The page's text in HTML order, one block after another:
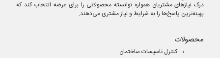
درک نیازهای مشتریان همواره توانسته محصولاتی را برای عرضه انتخاب کند که
بهینه‌ترین پاسخ‌ها را به شرایط و نیاز مشتری می‌دهند.
محصولات
کنترل تاسیسات ساختمان